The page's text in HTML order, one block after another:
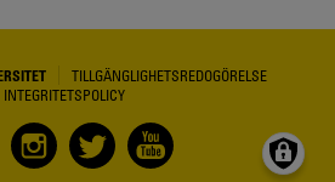
TILLGÄNGLIGHETSREDOGÖRELSE
INTEGRITETSPOLICY